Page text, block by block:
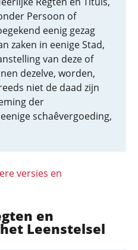
Persoon of
eenig gezag
zaken in eenige Stad,
van deze of
dezelve, worden,
niet de daad zijn
der
schaêvergoeding,
versies en
en
Leenstelsel